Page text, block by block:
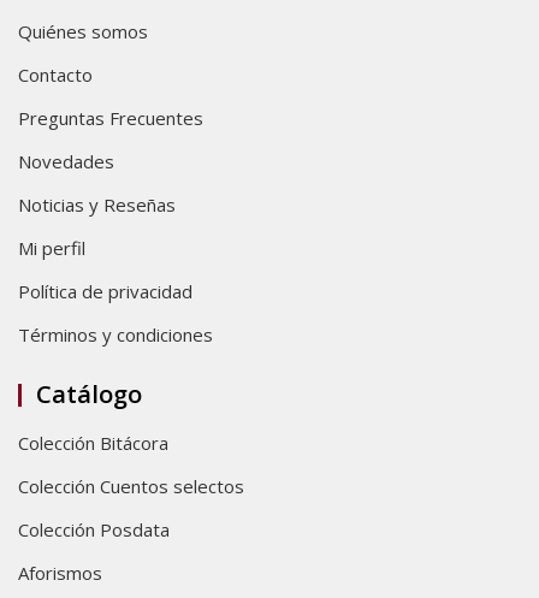
Quiénes somos
Contacto
Preguntas Frecuentes
Novedades
Noticias y Reseñas
Mi perfil
Política de privacidad
Términos y condiciones
Catálogo
Colección Bitácora
Colección Cuentos selectos
Colección Posdata
Aforismos